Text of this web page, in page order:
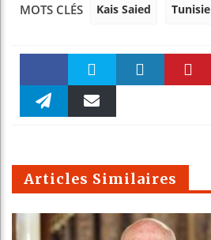
MOTS CLÉS Kais Saied Tunisie
Faceboo Twitter
m
Articles Similaires